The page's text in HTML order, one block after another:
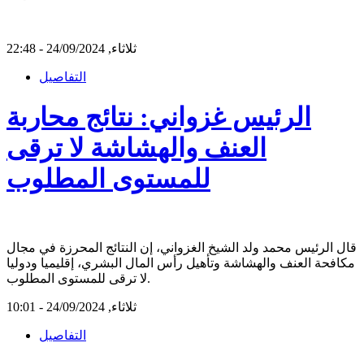
ثلاثاء, 24/09/2024 - 22:48
التفاصيل
الرئيس غزواني: نتائج محاربة
العنف والهشاشة لا ترقى
للمستوى المطلوب
قال الرئيس محمد ولد الشيخ الغزواني، إن النتائج المحرزة في مجال
مكافحة العنف والهشاشة وتأهيل رأس المال البشري، إقليميا ودوليا
لا ترقى للمستوى المطلوب.
ثلاثاء, 24/09/2024 - 10:01
التفاصيل